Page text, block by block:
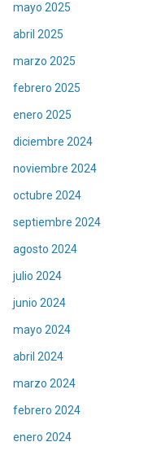
mayo 2025
abril 2025
marzo 2025
febrero 2025
enero 2025
diciembre 2024
noviembre 2024
octubre 2024
septiembre 2024
agosto 2024
julio 2024
junio 2024
mayo 2024
abril 2024
marzo 2024
febrero 2024
enero 2024